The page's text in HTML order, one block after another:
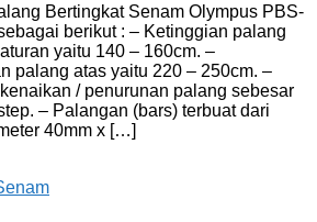
Bertingkat Senam Olympus PBS-
berikut : – Ketinggian palang
yaitu 140 – 160cm. –
palang atas yaitu 220 – 250cm. –
/ penurunan palang sebesar
– Palangan (bars) terbuat dari
40mm x […]